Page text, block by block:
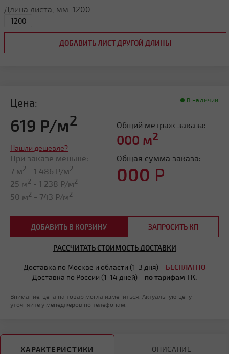
Длина листа, мм: 1200
ДОБАВИТЬ ЛИСТ ДРУГОЙ ДЛИНЫ
Цена:
619 Р/м2
Нашли дешевле?
При заказе меньше:
7 м2 - 1 486 Р/м2
25 м2 - 1 238 Р/м2
50 м2 - 743 Р/м2
В наличии
Общий метраж заказа:
000 м2
Общая сумма заказа:
000 Р
ДОБАВИТЬ В КОРЗИНУ ЗАПРОСИТЬ КП
РАССЧИТАТЬ СТОИМОСТЬ ДОСТАВКИ
Доставка по Москве и области (1-3 дня) – БЕСПЛАТНО
Доставка по России (1-14 дней) – по тарифам ТК.
Внимание, цена на товар могла измениться. Актуальную цену
уточняйте у менеджеров по телефонам.
ХАРАКТЕРИСТИКИ ОПИСАНИЕ